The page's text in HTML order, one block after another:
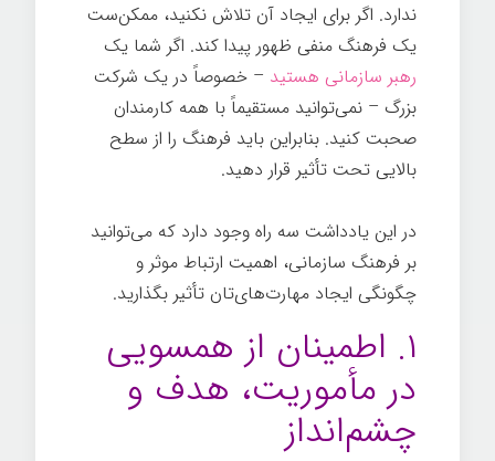
ندارد. اگر برای ایجاد آن تلاش نکنید، ممکن‌ست
یک فرهنگ منفی ظهور پیدا کند. اگر شما یک
رهبر سازمانی هستید – خصوصاً در یک شرکت
بزرگ – نمی‌توانید مستقیماً با همه کارمندان
صحبت کنید. بنابراین باید فرهنگ را از سطح
بالایی تحت تأثیر قرار دهید.
در این یادداشت سه راه وجود دارد که می‌توانید
بر فرهنگ سازمانی، اهمیت ارتباط موثر و
چگونگی ایجاد مهارت‌های‌تان تأثیر بگذارید.
۱. اطمینان از همسویی
در مأموریت، هدف و
چشم‌انداز